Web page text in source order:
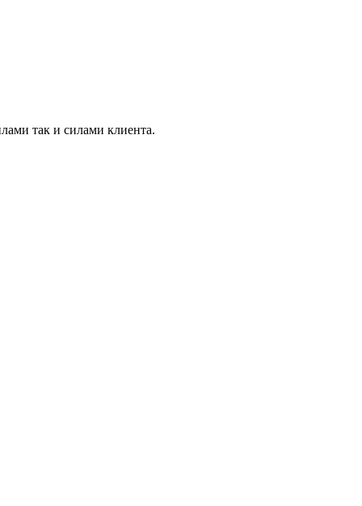
так и силами клиента.